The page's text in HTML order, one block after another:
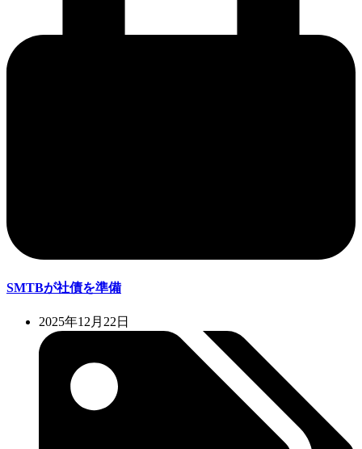
SMTBが社債を準備
2025年12月22日